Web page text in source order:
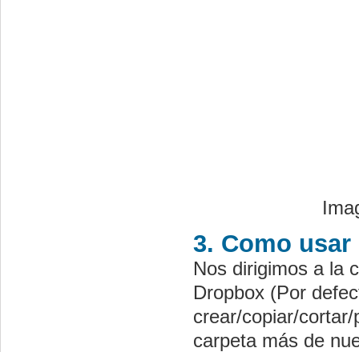
3. Como
Nos dirigimos a la
Dropbox (Por
crear/copiar/
carpeta más de